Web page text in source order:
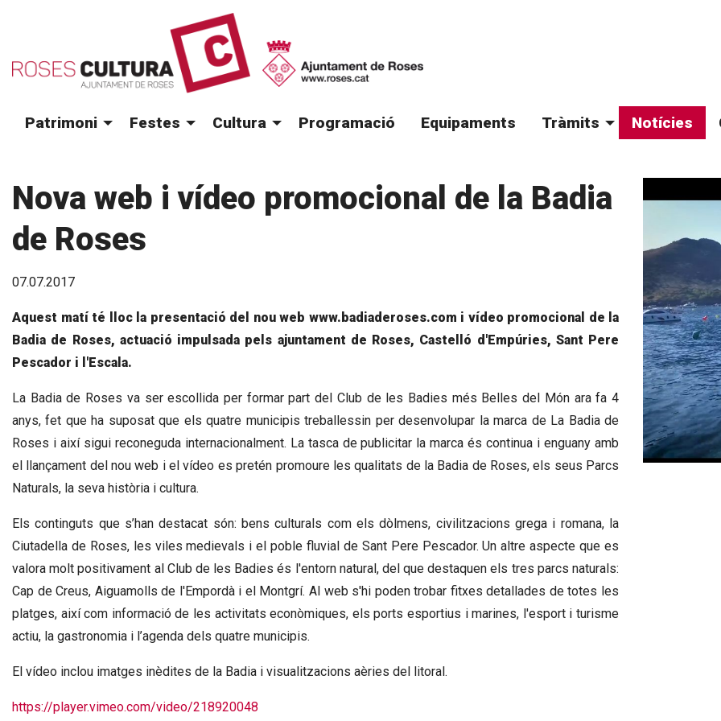
Patrimoni Festes Cultura Programació Equipaments Tràmits Notícies
Nova web i vídeo promocional de la Badia
de Roses
07.07.2017
Aquest matí té lloc la presentació del nou web www.badiaderoses.com i vídeo promocional de la
Badia de Roses, actuació impulsada pels ajuntament de Roses, Castelló d'Empúries, Sant Pere
Pescador i l'Escala.
La Badia de Roses va ser escollida per formar part del Club de les Badies més Belles del Món ara fa 4
anys, fet que ha suposat que els quatre municipis treballessin per desenvolupar la marca de La Badia de
Roses i així sigui reconeguda internacionalment. La tasca de publicitar la marca és continua i enguany amb
el llançament del nou web i el vídeo es pretén promoure les qualitats de la Badia de Roses, els seus Parcs
Naturals, la seva història i cultura.
Els continguts que s’han destacat són: bens culturals com els dòlmens, civilitzacions grega i romana, la
Ciutadella de Roses, les viles medievals i el poble fluvial de Sant Pere Pescador. Un altre aspecte que es
valora molt positivament al Club de les Badies és l'entorn natural, del que destaquen els tres parcs naturals:
Cap de Creus, Aiguamolls de l'Empordà i el Montgrí. Al web s'hi poden trobar fitxes detallades de totes les
platges, així com informació de les activitats econòmiques, els ports esportius i marines, l'esport i turisme
actiu, la gastronomia i l’agenda dels quatre municipis.
El vídeo inclou imatges inèdites de la Badia i visualitzacions aèries del litoral.
https://player.vimeo.com/video/218920048